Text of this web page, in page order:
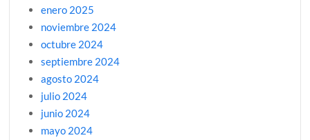
enero 2025
noviembre 2024
octubre 2024
septiembre 2024
agosto 2024
julio 2024
junio 2024
mayo 2024